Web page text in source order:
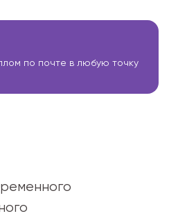
по почте в любую точку